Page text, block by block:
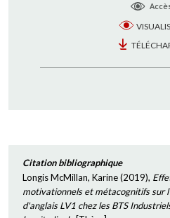
Citation bibliographique
Longis McMillan, Karine(2019),
motivationnels et métacognitifs sur
d'anglais LV1 chez les BTS